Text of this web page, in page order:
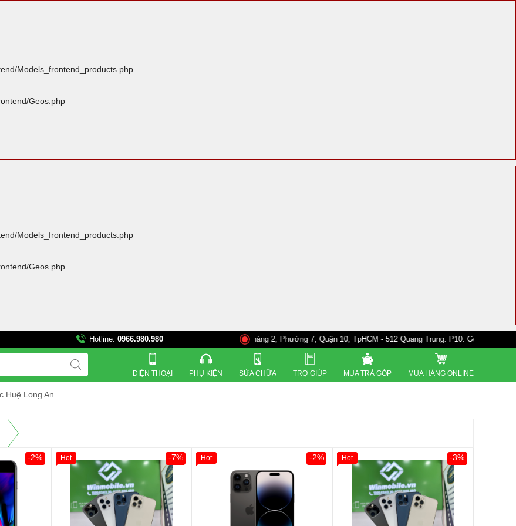
Models_frontend_products.php
Geos.php
Models_frontend_products.php
Geos.php
Hotline: 0966.980.980 821 Đường 3 tháng 2, Phường 7, Quận 10, TpHCM - 512 Quang Trung. P10. Gò Vấp - 528A
ĐIỆN THOẠI PHỤ KIỆN SỬA CHỮA TRỢ GIÚP MUA TRẢ GÓP MUA HÀNG ONLINE
Huệ Long An
Hàng
-2%
Giảm 100.000đ
Khách Hàng
Thân Thiết
Tặng
-7%
Hot -2%
Hot
Giảm 100.000đ
Khách Hàng
Thân Thiết
Tặng
-3%
Hot